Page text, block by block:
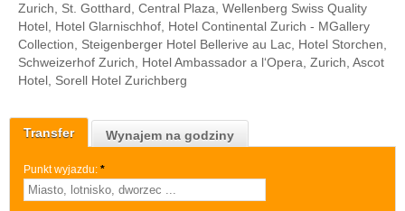
Transfer Wynajem na godziny
Punkt wyjazdu: *
Zurich, St. Gotthard, Central Plaza, Wellenberg Swiss Quality
Hotel, Hotel Glarnischhof, Hotel Continental Zurich - MGallery
Collection, Steigenberger Hotel Bellerive au Lac, Hotel Storchen,
Schweizerhof Zurich, Hotel Ambassador a l‘Opera, Zurich, Ascot
Hotel, Sorell Hotel Zurichberg